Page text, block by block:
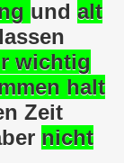
und alt
wichtig
halt
Zeit
nicht
am Platz
dem
mit dem Volk